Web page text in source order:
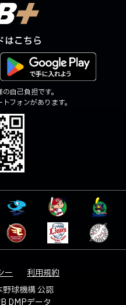
はこちら
自己負担です。
フォンがあります。
ー
利用規約
球機構 公認
DMPデータ